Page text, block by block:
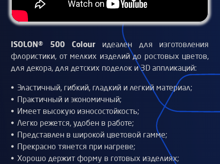
ISOLON® 500 Colour идеален для изготовления
флористики, от мелких изделий до ростовых цветов,
для декора, для детских поделок и 3D аппликаций:
Эластичный, гибкий, гладкий и легкий материал;
Практичный и экономичный;
Имеет высокую износостойкость;
Легко режется, удобен в работе;
Представлен в широкой цветовой гамме;
Прекрасно тянется при нагреве;
Хорошо держит форму в готовых изделиях;